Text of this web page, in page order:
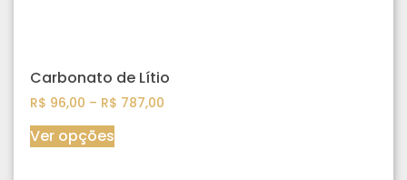
Carbonato de Lítio
R$ 96,00 – R$ 787,00
Ver opções